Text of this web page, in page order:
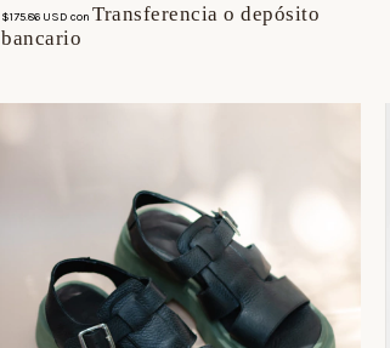
$175.86 USD con Transferencia o depósito
bancario